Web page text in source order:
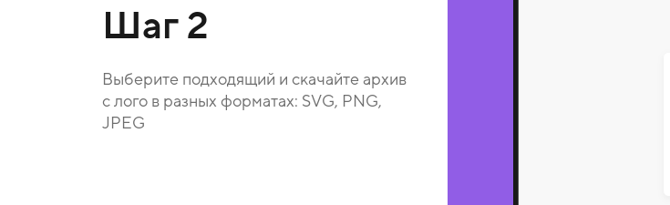
Шаг 2
Выберите подходящий и скачайте архив
с лого в разных форматах: SVG, PNG,
JPEG